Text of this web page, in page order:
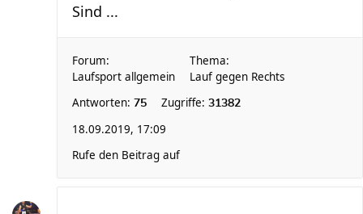
Sind ...
Forum:
Laufsport allgemein
Thema:
Lauf gegen Rechts
Antworten: 75 Zugriffe: 31382
18.09.2019, 17:09
Rufe den Beitrag auf